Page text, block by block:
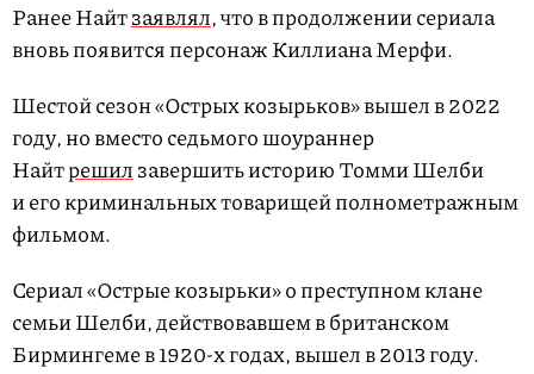
Ранее Найтзаявлял, что в продолжении сериала
вновь появится персонаж Киллиана Мерфи.
Шестой сезон «Острых козырьков» вышел в 2022
году, но вместо седьмого шоураннер
Найтрешилзавершить историю Томми Шелби
и его криминальных товарищей полнометражным
фильмом.
Сериал «Острые козырьки» о преступном клане
семьи Шелби, действовавшем в британском
Бирмингеме в 1920-х годах, вышел в 2013 году.